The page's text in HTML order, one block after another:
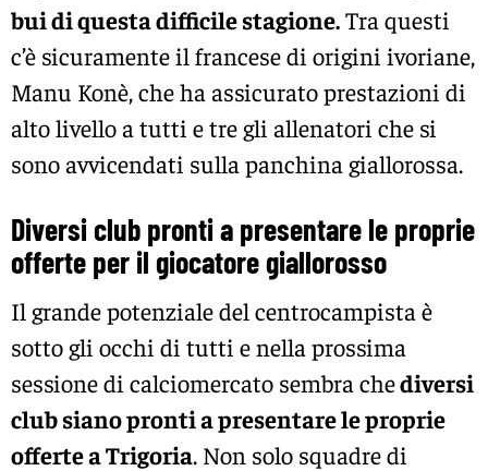
bui di questa difficile stagione.Tra questi
c’è sicuramente il francese di origini ivoriane,
Manu Konè, che ha assicurato prestazioni di
alto livello a tutti e tre gli allenatori che si
sono avvicendati sulla panchina giallorossa.
Diversi club pronti a presentare le proprie
offerte per il giocatore giallorosso
Il grande potenziale del centrocampista è
sotto gli occhi di tutti e nella prossima
sessione di calciomercato sembra chediversi
club siano pronti a presentare le proprie
offerte a Trigoria. Non solo squadre di